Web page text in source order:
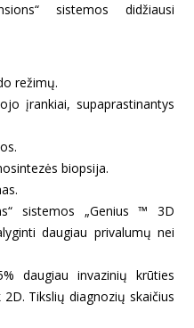
sistemos didžiausi
režimų.
įrankiai, supaprastinantys
biopsija.
sistemos „Genius ™ 3D
daugiau privalumų nei
daugiau invazinių krūties
Tikslių diagnozių skaičius